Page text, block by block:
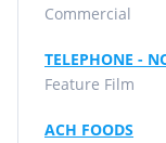
Commercial
TELEPHONE -
Feature Film
ACH FOODS